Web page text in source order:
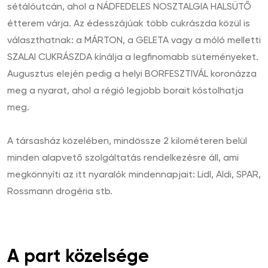
sétálóutcán, ahol a NÁDFEDELES NOSZTALGIA HALSÜTŐ
étterem várja. Az édesszájúak több cukrászda közül is
választhatnak: a MÁRTON, a GELETA vagy a móló melletti
SZALAI CUKRÁSZDA kínálja a legfinomabb süteményeket.
Augusztus elején pedig a helyi BORFESZTIVÁL koronázza
meg a nyarat, ahol a régió legjobb borait kóstolhatja
meg.
A társasház közelében, mindössze 2 kilométeren belül
minden alapvető szolgáltatás rendelkezésre áll, ami
megkönnyíti az itt nyaralók mindennapjait: Lidl, Aldi, SPAR,
Rossmann drogéria stb.
A part közelsége